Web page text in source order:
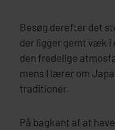
Besøg derefter det
der ligger gemt væk i
den fredelige
mens I lærer om
traditioner.
På bagkant af at